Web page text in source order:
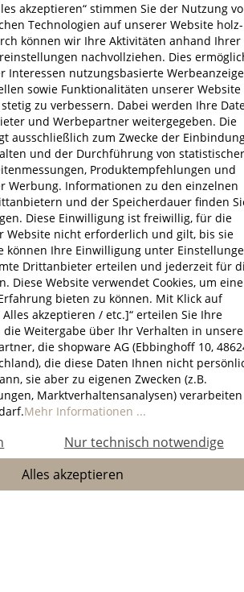
Datenschutz
Impressum
© 2026 HOLZ-LEUTE
Mehrwertsteuer zzgl.
Versandkosten
akzeptieren“ stimmen Sie der Nutzung
Technologien auf unserer Website holz-
können wir Ihre Aktivitäten anhand Ihrer
nachvollziehen. Dies
Interessen nutzungsbasierte
sowie Funktionalitäten unserer Website
zu verbessern. Dabei werden Ihre
und Werbepartner weitergegeben. Die
ausschließlich zum Zwecke der
und der Durchführung von statistischer
Produktempfehlungen und
Werbung. Informationen zu den einzelnen
und der Speicherdauer finden
Diese Einwilligung ist freiwillig, für die
Website nicht erforderlich und gilt, bis sie
können Ihre Einwilligung unter
Drittanbieter erteilen und jederzeit für
Diese Website verwendet Cookies, um eine
bieten zu können. Mit Klick auf
akzeptieren / etc.]“ erteilen Sie Ihre
Weitergabe über Ihr Verhalten in
die shopware AG (Ebbinghoff 10,
die diese Daten Ihnen nicht
sie aber zu eigenen Zwecken (z.B.
Marktverhaltensanalysen) verarbeiten
Mehr Informationen ...
Nur technisch notwendige
Alles akzeptieren